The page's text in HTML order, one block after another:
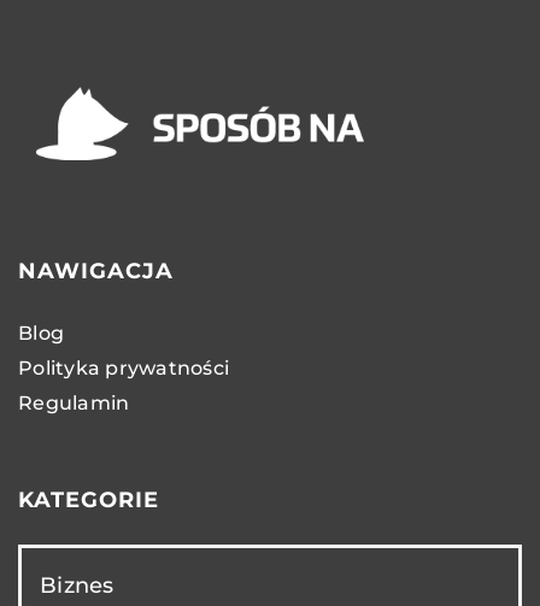
NAWIGACJA
Blog
Polityka prywatności
Regulamin
KATEGORIE
Biznes